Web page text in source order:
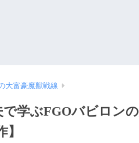
大富豪魔獣戦線
学ぶFGOバビロン